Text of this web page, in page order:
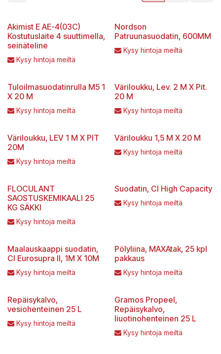
Akimist E AE-4(03C)
Kostutuslaite 4 suuttimella,
seinäteline
Kysy hintoja meiltä
Nordson
Patruunasuodatin, 600MM
Kysy hintoja meiltä
Tuloilmasuodatinrulla M5 1
X 20 M
Kysy hintoja meiltä
Väriloukku, Lev. 2 M X Pit.
20 M
Kysy hintoja meiltä
Väriloukku, LEV 1 M X PIT
20M
Kysy hintoja meiltä
Väriloukku 1,5 M X 20 M
Kysy hintoja meiltä
FLOCULANT
SAOSTUSKEMIKAALI 25
KG SÄKKI
Kysy hintoja meiltä
Suodatin, CI High Capacity
Kysy hintoja meiltä
Maalauskaappi suodatin,
CI Eurosupra II, 1M X 10M
Kysy hintoja meiltä
Pölyliina, MAXAtak, 25 kpl
pakkaus
Kysy hintoja meiltä
Repäisykalvo,
vesiohenteinen 25 L
Kysy hintoja meiltä
Gramos Propeel,
Repäisykalvo,
liuotinohenteinen 25 L
Kysy hintoja meiltä